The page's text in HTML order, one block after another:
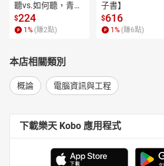
聽vs.如何聽，青少
年願意說【電子
書】
$224
1 % (賺2點)
子書】
$616
1 % (賺6點)
本店相關類別
概論 電腦資訊與工程
下載樂天 Kobo 應用程式